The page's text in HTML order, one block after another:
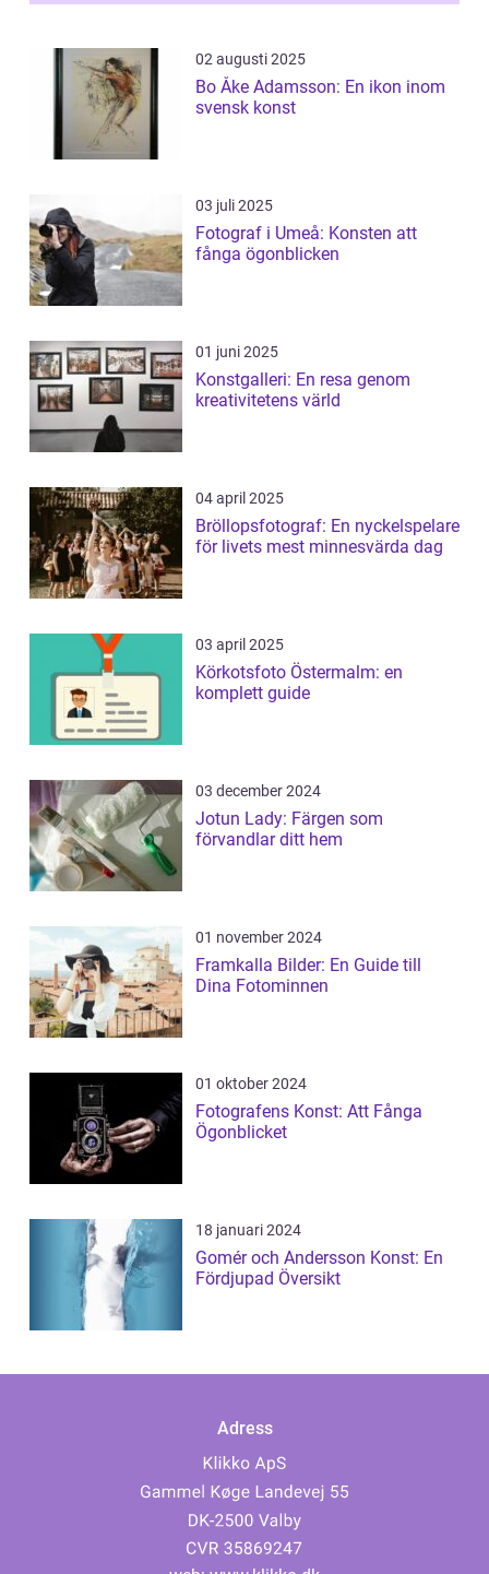
02 augusti 2025
Bo Åke Adamsson: En ikon inom
svensk konst
03 juli 2025
Fotograf i Umeå: Konsten att
fånga ögonblicken
01 juni 2025
Konstgalleri: En resa genom
kreativitetens värld
04 april 2025
Bröllopsfotograf: En nyckelspelare
för livets mest minnesvärda dag
03 april 2025
Körkotsfoto Östermalm: en
komplett guide
03 december 2024
Jotun Lady: Färgen som
förvandlar ditt hem
01 november 2024
Framkalla Bilder: En Guide till
Dina Fotominnen
01 oktober 2024
Fotografens Konst: Att Fånga
Ögonblicket
18 januari 2024
Gomér och Andersson Konst: En
Fördjupad Översikt
Adress